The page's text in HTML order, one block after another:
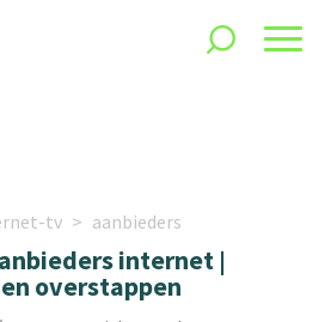
tv aanbieders
internet |
overstappen